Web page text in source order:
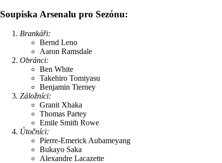
Soupiska Arsenalu pro Sezónu:
Brankáři:
Bernd Leno
Aaron Ramsdale
Obránci:
Ben White
Takehiro Tomiyasu
Benjamin Tierney
Záložníci:
Granit Xhaka
Thomas Partey
Emile Smith Rowe
Útočníci:
Pierre-Emerick Aubameyang
Bukayo Saka
Alexandre Lacazette